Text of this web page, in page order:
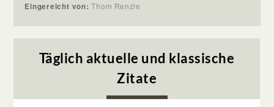
Eingereicht von:Thom Renzie